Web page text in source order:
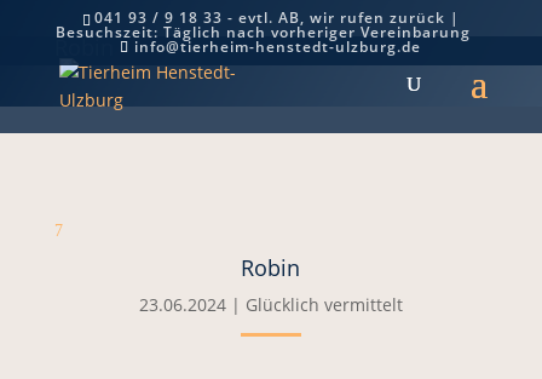
041 93 / 9 18 33 - evtl. AB, wir rufen zurück |
Besuchszeit: Täglich nach vorheriger Vereinbarung
info@tierheim-henstedt-ulzburg.de
Robin
7
Robin
23.06.2024| Glücklich vermittelt